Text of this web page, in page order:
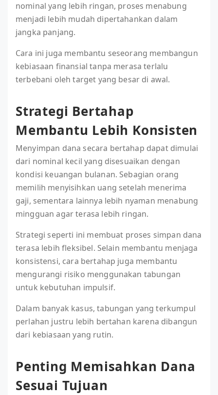
nominal yang lebih ringan, proses menabung
menjadi lebih mudah dipertahankan dalam
jangka panjang.
Cara ini juga membantu seseorang membangun
kebiasaan finansial tanpa merasa terlalu
terbebani oleh target yang besar di awal.
Strategi Bertahap
Membantu Lebih Konsisten
Menyimpan dana secara bertahap dapat dimulai
dari nominal kecil yang disesuaikan dengan
kondisi keuangan bulanan. Sebagian orang
memilih menyisihkan uang setelah menerima
gaji, sementara lainnya lebih nyaman menabung
mingguan agar terasa lebih ringan.
Strategi seperti ini membuat proses simpan dana
terasa lebih fleksibel. Selain membantu menjaga
konsistensi, cara bertahap juga membantu
mengurangi risiko menggunakan tabungan
untuk kebutuhan impulsif.
Dalam banyak kasus, tabungan yang terkumpul
perlahan justru lebih bertahan karena dibangun
dari kebiasaan yang rutin.
Penting Memisahkan Dana
Sesuai Tujuan